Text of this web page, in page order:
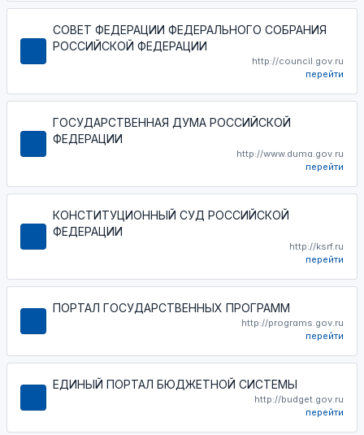
СОВЕТ ФЕДЕРАЦИИ ФЕДЕРАЛЬНОГО СОБРАНИЯ
РОССИЙСКОЙ ФЕДЕРАЦИИ
http://council.gov.ru
перейти
ГОСУДАРСТВЕННАЯ ДУМА РОССИЙСКОЙ
ФЕДЕРАЦИИ
http://www.duma.gov.ru
перейти
КОНСТИТУЦИОННЫЙ СУД РОССИЙСКОЙ
ФЕДЕРАЦИИ
http://ksrf.ru
перейти
ПОРТАЛ ГОСУДАРСТВЕННЫХ ПРОГРАММ
http://programs.gov.ru
перейти
ЕДИНЫЙ ПОРТАЛ БЮДЖЕТНОЙ СИСТЕМЫ
http://budget.gov.ru
перейти